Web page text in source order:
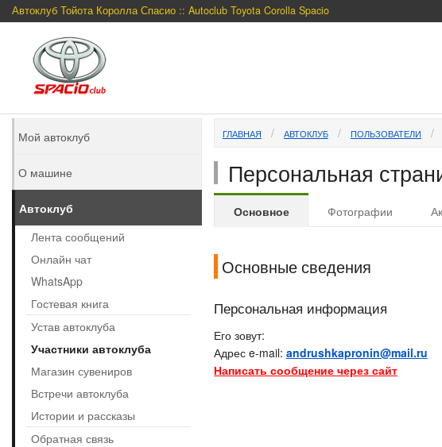
Автоклуб Тойота Королла Спасио :: Autoclub Toyota Corolla Spacio
ГЛАВНАЯ АВТОКЛУБ ПОЛЬЗОВАТЕЛИ
Персональная
Основное Фотографии
Основные сведения
Персональная информация
Его зовут:
Адрес e-mail: andrushkapronin@mail.ru
Написать сообщение через сайт
Мой автоклуб
О машине
Автоклуб
Лента сообщений
Онлайн чат
WhatsApp
Гостевая книга
Устав автоклуба
Участники автоклуба
Магазин сувениров
Встречи автоклуба
Истории и рассказы
Обратная связь